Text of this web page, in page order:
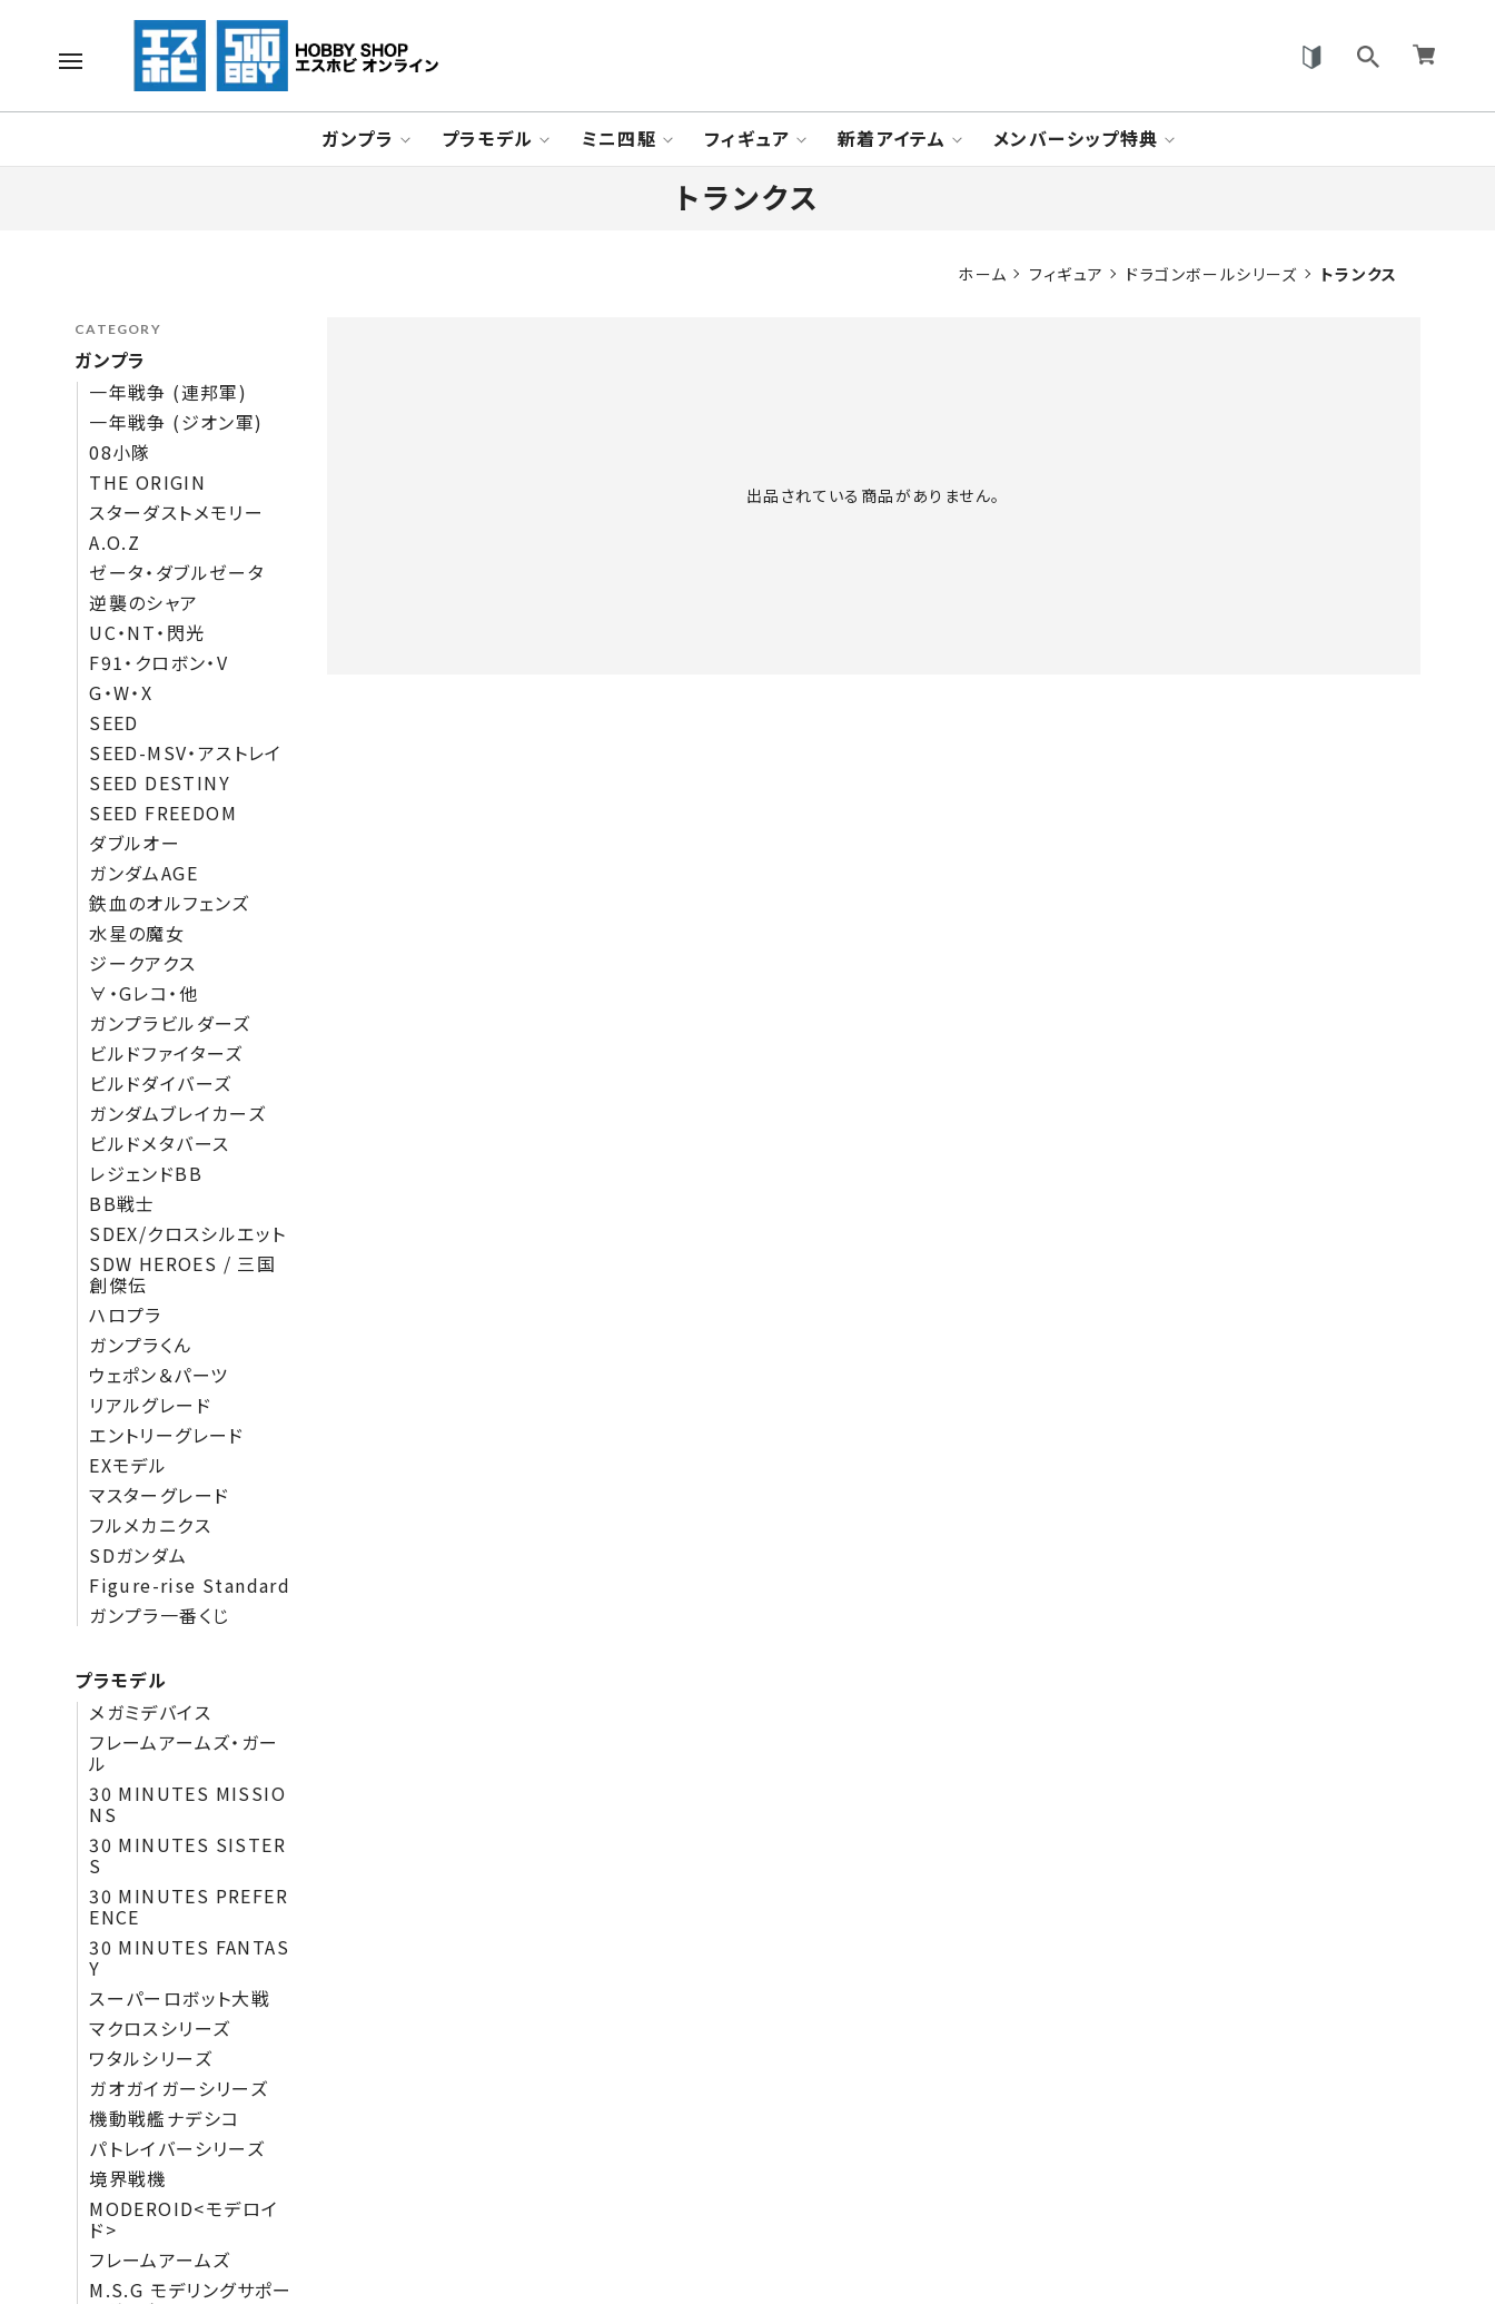
ガンプラ プラモデル ミニ四駆 フィギュア 新着アイテム メンバーシップ特典
トランクス
ホーム フィギュア ドラゴンボールシリーズ トランクス
出品されている商品がありません。
CATEGORY
ガンプラ
一年戦争 (連邦軍)
一年戦争 (ジオン軍)
08小隊
THE ORIGIN
スターダストメモリー
A.O.Z
ゼータ・ダブルゼータ
逆襲のシャア
UC・NT・閃光
F91・クロボン・V
G・W・X
SEED
SEED-MSV・アストレイ
SEED DESTINY
SEED FREEDOM
ダブルオー
ガンダムAGE
鉄血のオルフェンズ
水星の魔女
ジークアクス
∀・Gレコ・他
ガンプラビルダーズ
ビルドファイターズ
ビルドダイバーズ
ガンダムブレイカーズ
ビルドメタバース
レジェンドBB
BB戦士
SDEX/クロスシルエット
SDW HEROES / 三国
創傑伝
ハロプラ
ガンプラくん
ウェポン＆パーツ
リアルグレード
エントリーグレード
EXモデル
マスターグレード
フルメカニクス
SDガンダム
Figure-rise Standard
ガンプラ一番くじ
プラモデル
メガミデバイス
フレームアームズ・ガー
ル
30 MINUTES MISSIO
NS
30 MINUTES SISTER
S
30 MINUTES PREFER
ENCE
30 MINUTES FANTAS
Y
スーパーロボット大戦
マクロスシリーズ
ワタルシリーズ
ガオガイガーシリーズ
機動戦艦ナデシコ
パトレイバーシリーズ
境界戦機
MODEROID<モデロイ
ド>
フレームアームズ
M.S.G モデリングサポー